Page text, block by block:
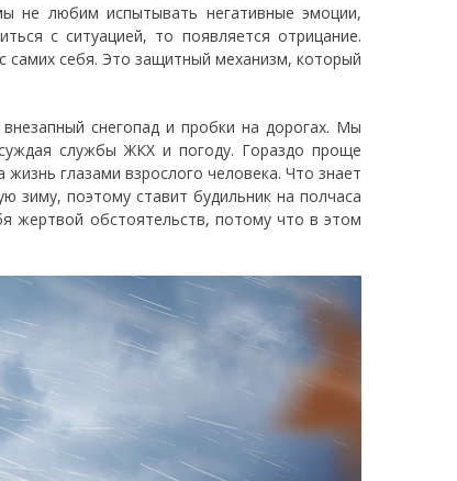
не любим испытывать негативные эмоции,
с ситуацией, то появляется отрицание.
себя. Это защитный механизм, который
снегопад и пробки на дорогах. Мы
службы ЖКХ и погоду. Гораздо проще
глазами взрослого человека. Что знает
зиму, поэтому ставит будильник на полчаса
жертвой обстоятельств, потому что в этом